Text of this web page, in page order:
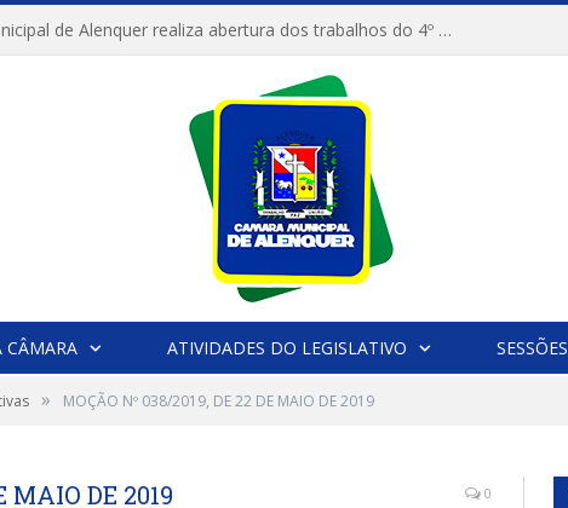
Câmara Municipal de Alenquer realiza abertura dos trabalhos do 4º Período Legislativo
CÂMARA ATIVIDADES DO LEGISLATIVO SESSÕES
» MOÇÃO Nº 038/2019, DE 22 DE MAIO DE 2019
MAIO DE 2019 0